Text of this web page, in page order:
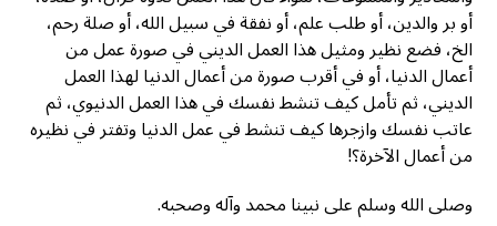
أو بر والدين، أو طلب علم، أو نفقة في سبيل الله، أو صلة رحم،
الخ، فضع نظير ومثيل هذا العمل الديني في صورة عمل من
أعمال الدنيا، أو في أقرب صورة من أعمال الدنيا لهذا العمل
الديني، ثم تأمل كيف تنشط نفسك في هذا العمل الدنيوي، ثم
عاتب نفسك وازجرها كيف تنشط في عمل الدنيا وتفتر في نظيره
من أعمال الآخرة؟!
وصلى الله وسلم على نبينا محمد وآله وصحبه.